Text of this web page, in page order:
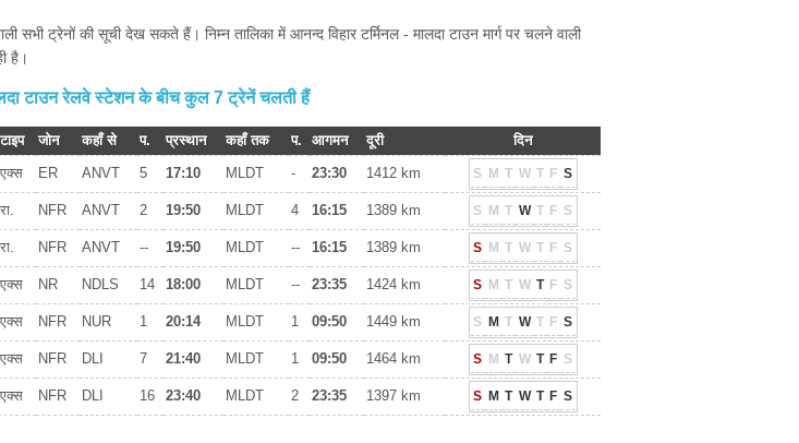
ट्रेनों की सूची देख सकते हैं। निम्न तालिका में आनन्द विहार टर्मिनल - मालदा टाउन मार्ग पर चलने वाली
है।
टाउन रेलवे स्टेशन के बीच कुल 7 ट्रेनें चलती हैं
टाइप जोन कहाँ से प. प्रस्थान कहाँ तक प. आगमन दूरी
दिन
एक्स ER ANVT 5 17:10 MLDT - 23:30 1412 km S M T W T F S
रा. NFR ANVT 2 19:50 MLDT 4 16:15 1389 km S M T W T F S
रा. NFR ANVT -- 19:50 MLDT -- 16:15 1389 km S M T W T F S
एक्स NR NDLS 14 18:00 MLDT -- 23:35 1424 km S M T W T F S
एक्स NFR NUR 1 20:14 MLDT 1 09:50 1449 km S M T W T F S
एक्स NFR DLI 7 21:40 MLDT 1 09:50 1464 km S M T W T F S
एक्स NFR DLI 16 23:40 MLDT 2 23:35 1397 km S M T W T F S